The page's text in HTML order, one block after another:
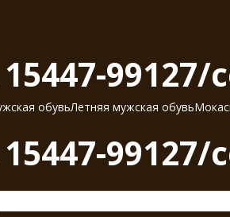
15447-
обувьЛетняя мужская обувь
15447-